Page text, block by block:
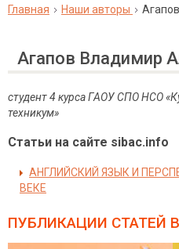
Главная Наши авторы
Агапов Владимир
студент 4 курса ГАОУ СПО НСО
техникум»
Статьи на сайте sibac.info
АНГЛИЙСКИЙ ЯЗЫК И
ВЕКЕ
ПУБЛИКАЦИИ СТАТЕЙ